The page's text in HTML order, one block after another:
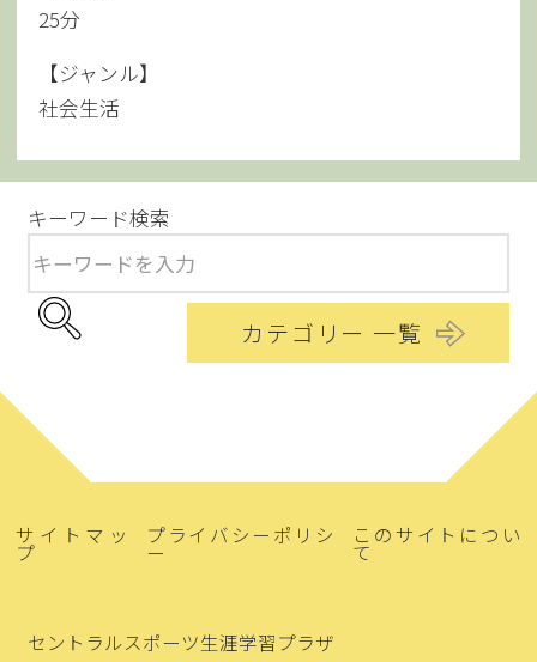
25分
【ジャンル】
社会生活
キーワード検索
カテゴリー 一覧
サイトマッ
プ
プライバシーポリシ
ー
このサイトについ
て
セントラルスポーツ生涯学習プラザ